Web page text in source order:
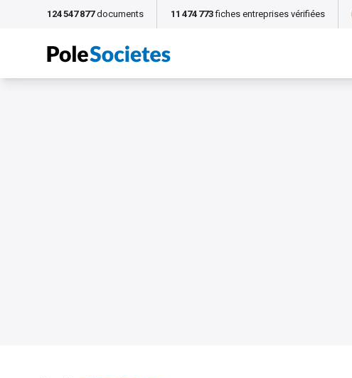
124 547 877 documents 11 474 773 fiches entreprises vérifiées